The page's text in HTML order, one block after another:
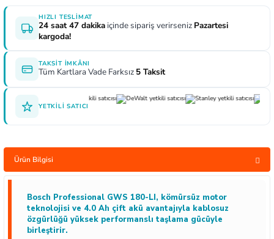
Zımbalar
Uçlar
HIZLI TESLIMAT
24 saat 47 dakika içinde sipariş verirseniz Pazartesi
kargoda!
TAKSIT İMKÂNI
Tüm Kartlara Vade Farksız 5 Taksit
YETKILI SATICI
Ürün Bilgisi
Bosch Professional GWS 180-LI, kömürsüz motor
teknolojisi ve 4.0 Ah çift akü avantajıyla kablosuz
özgürlüğü yüksek performanslı taşlama gücüyle
birleştirir.